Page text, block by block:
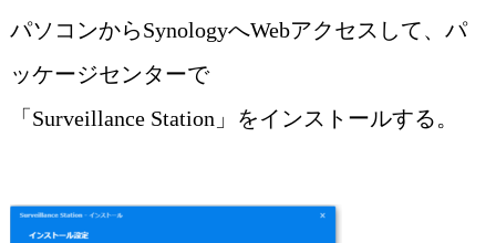
パソコンからSynologyへWebアクセスして、パ
ッケージセンターで
「Surveillance Station」をインストールする。